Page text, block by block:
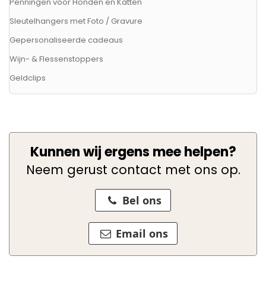
Sleutelhangers met Foto / Gravure
Gepersonaliseerde cadeaus
Wijn- & Flessenstoppers
Geldclips
Kunnen wij ergens mee helpen?
Neem gerust contact met ons op.
Bel ons
Email ons